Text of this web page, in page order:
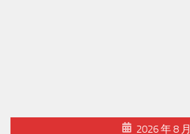
2026 年 8 月